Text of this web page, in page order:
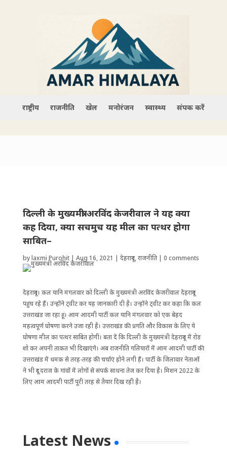
राष्ट्रीय राजनीति खेल मनोरंजन स्वास्थ्य संपर्क करें
दिल्ली के मुख्यमंत्री अरविंद केजरीवाल ने यह क्या
कह दिया, क्या सचमुच यह मील का पत्थर होगा
साबित–
bylaxmi Purohit| Aug 16, 2021 | देहरादून,राजनीति| 0 comments
देहरादून। कल यानि मंगलवार को दिल्ली के मुख्यमंत्री अरविंद केजरीवाल देहरादून
पहुंच रहे हैं। उन्होंने ट्वीट कर यह जानकारी दी है। उन्होंने ट्वीट कर कहा कि कल
उत्तराखंड जा रहा हूं। आम आदमी पार्टी कल यानि मंगलवार को एक बेहद
महत्वपूर्ण घोषणा करने उजा रही है। उत्तराखंड की प्रगति और विकास के लिए ये
घोषणा मील का पत्थर साबित होगी। बता दें कि दिल्ली के मुख्यमंत्री देहरादून में रोड
शो कर अपनी ताकत भी दिखाएंगे। अब राजनीति गलियारों में आम आदमी पार्टी की
उत्तराखंड में धमक से तरह-तरह की चर्चाएं होने लगी हैं। पार्टी के जिलावार नेताओं
ने भी दूर दराज के गांवों में लोगों से संपर्क साधना तेज कर दिया है। मिशन 2022 के
लिए आम आदमी पार्टी पूरी तरह से तैयार दिख रही है।
Latest News